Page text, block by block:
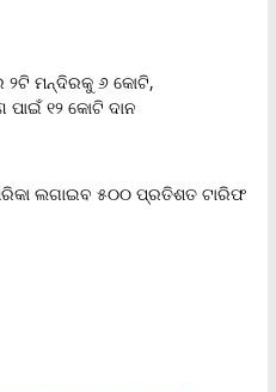
୨ଟି ମନ୍ଦିରକୁ ୬ କୋଟି,
ପାଇଁ ୧୨ କୋଟି ଦାନ
ଲଗାଇବ ୫୦୦ ପ୍ରତିଶତ ଟାରିଫ